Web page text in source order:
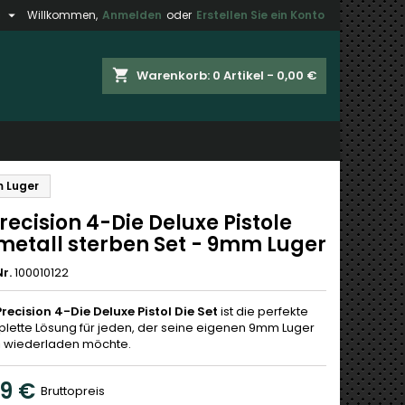
Willkommen, Anmelden oder Erstellen Sie ein Konto

shopping_cart Warenkorb: 0 Artikel - 0,00 €
Luger
4-Die Deluxe Pistole
sterben Set - 9mm Luger
100010122
4-Die Deluxe Pistol Die Set ist die perfekte
Lösung für jeden, der seine eigenen 9mm Luger
wiederladen möchte.
€ Bruttopreis